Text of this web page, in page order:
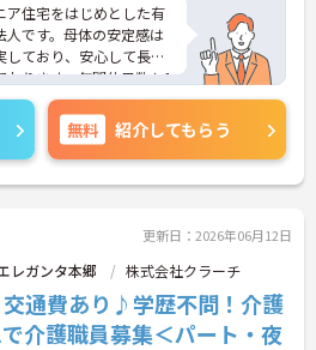
ア住宅をはじめとした有
です。母体の安定感は
ており、安心して長く
ります。年間休日数も1
ランスも取りやすくプラ
頂けます。ご興味のあ
合わせください。
無料 紹介してもらう
更新日：2026年06月12日
レガンタ本郷 株式会社クラーチ
交通費あり♪学歴不問！介護
介護職員募集＜パート・夜